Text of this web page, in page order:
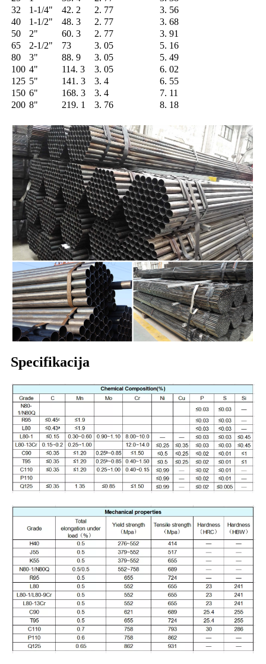
32
1-1/4" 42. 2 2. 77
3. 56
40
1-1/2" 48. 3 2. 77
3. 68
50
2" 60. 3 2. 77
3. 91
65
2-1/2" 73 3. 05
5. 16
80
3" 88. 9 3. 05
5. 49
100 4" 114. 3 3. 05
6. 02
125 5" 141. 3 3. 4
6. 55
150 6" 168. 3 3. 4
7. 11
200 8" 219. 1 3. 76 8. 18
Specifikacija